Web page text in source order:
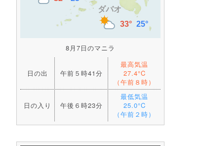
8月7日のマニラ
日の出 午前５時41分
最高気温
27.4°C
（午前８時）
日の入り 午後６時23分
最低気温
25.0°C
（午前２時）